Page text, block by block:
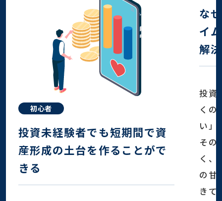
初心者
投資未経験者でも短期間で資
産形成の土台を作ることがで
きる
な
イ
解
投資
くの
い」
その
く、
の甘
きて